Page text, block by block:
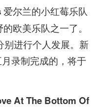
爱尔兰的小红莓乐队
欧美乐队之一了。
别进行个人发展。新
录制完成的，将于
At The Bottom Of